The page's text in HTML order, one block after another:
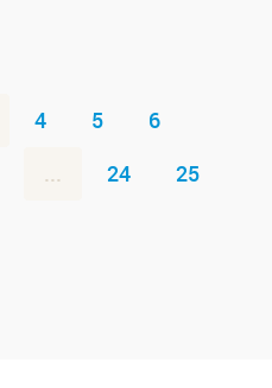
4 5
6
... 24
25